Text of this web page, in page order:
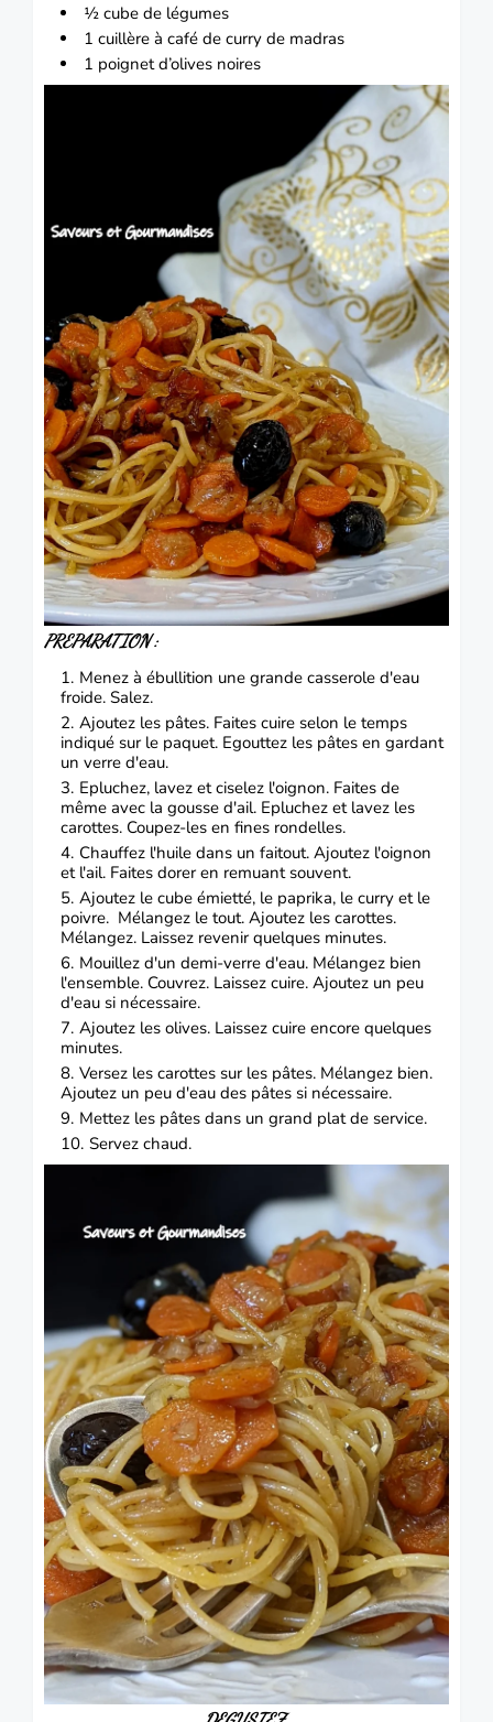
½ cube de légumes
1 cuillère à café de curry de madras
1 poignet d’olives noires
PREPARATION :
Menez à ébullition une grande casserole d'eau
froide. Salez.
Ajoutez les pâtes. Faites cuire selon le temps
indiqué sur le paquet. Egouttez les pâtes en gardant
un verre d'eau.
Epluchez, lavez et ciselez l'oignon. Faites de
même avec la gousse d'ail. Epluchez et lavez les
carottes. Coupez-les en fines rondelles.
Chauffez l'huile dans un faitout. Ajoutez l'oignon
et l'ail. Faites dorer en remuant souvent.
Ajoutez le cube émietté, le paprika, le curry et le
poivre. Mélangez le tout. Ajoutez les carottes.
Mélangez. Laissez revenir quelques minutes.
Mouillez d'un demi-verre d'eau. Mélangez bien
l'ensemble. Couvrez. Laissez cuire. Ajoutez un peu
d'eau si nécessaire.
Ajoutez les olives. Laissez cuire encore quelques
minutes.
Versez les carottes sur les pâtes. Mélangez bien.
Ajoutez un peu d'eau des pâtes si nécessaire.
Mettez les pâtes dans un grand plat de service.
Servez chaud.